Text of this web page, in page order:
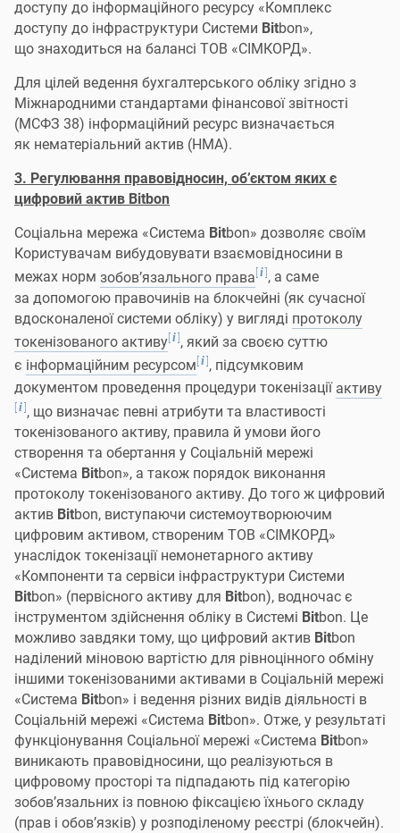
доступу до інформаційного ресурсу «Комплекс
доступу до інфраструктури Системи Bitbon»,
що знаходиться на балансі ТОВ «СІМКОРД».
Для цілей ведення бухгалтерського обліку згідно з
Міжнародними стандартами фінансової звітності
(МСФЗ 38) інформаційний ресурс визначається
як нематеріальний актив (НМА).
3. Регулювання правовідносин, об’єктом яких є
цифровий актив Bitbon
Соціальна мережа «Система Bitbon» дозволяє своїм
Користувачам вибудовувати взаємовідносини в
межах норм зобов’язального права[i], а саме
за допомогою правочинів на блокчейні (як сучасної
вдосконаленої системи обліку) у вигляді протоколу
токенізованого активу[i], який за своєю суттю
є інформаційним ресурсом[i], підсумковим
документом проведення процедури токенізаціїактиву
[i], що визначає певні атрибути та властивості
токенізованого активу, правила й умови його
створення та обертання у Соціальній мережі
«Система Bitbon», а також порядок виконання
протоколу токенізованого активу. До того ж цифровий
актив Bitbon, виступаючи системоутворюючим
цифровим активом, створеним ТОВ «СІМКОРД»
унаслідок токенізації немонетарного активу
«Компоненти та сервіси інфраструктури Системи
Bitbon» (первісного активу для Bitbon), водночас є
інструментом здійснення обліку в Системі Bitbon. Це
можливо завдяки тому, що цифровий актив Bitbon
наділений міновою вартістю для рівноцінного обміну
іншими токенізованими активами в Соціальній мережі
«Система Bitbon» і ведення різних видів діяльності в
Соціальній мережі «Система Bitbon». Отже, у результаті
функціонування Соціальної мережі «Система Bitbon»
виникають правовідносини, що реалізуються в
цифровому просторі та підпадають під категорію
зобов’язальних із повною фіксацією їхнього складу
(прав і обов’язків) у розподіленому реєстрі (блокчейн).